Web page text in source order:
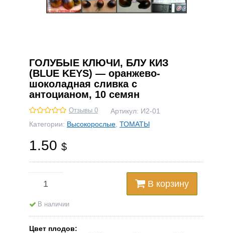
ГОЛУБЫЕ КЛЮЧИ, БЛУ КИЗ
(BLUE KEYS) — оранжево-
шоколадная сливка с
антоцианом, 10 семян
Отзывы 0 Артикул: И2-01
Категории: Высокорослые ТОМАТЫ
1.50 $
В корзину
В наличии
Цвет плодов